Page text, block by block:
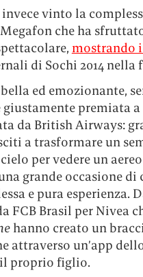
invece vinto la
che ha
mostrando
di Sochi 2014 nella
ed emozionante,
giustamente premiata a
da British Airways:
a trasformare un
per vedere un
grande occasione di
e pura esperienza.
FCB Brasil per Nivea
hanno creato un
attraverso un’app
il proprio figlio.